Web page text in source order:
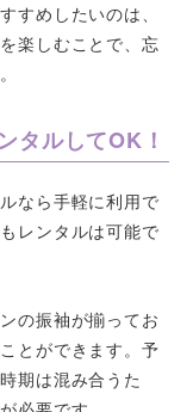
すめしたいのは、
楽しむことで、忘
タルしてOK！
なら手軽に利用で
レンタルは可能で
の振袖が揃ってお
とができます。予
期は混み合うた